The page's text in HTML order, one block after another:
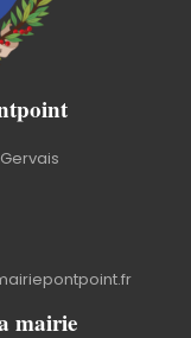
mairie